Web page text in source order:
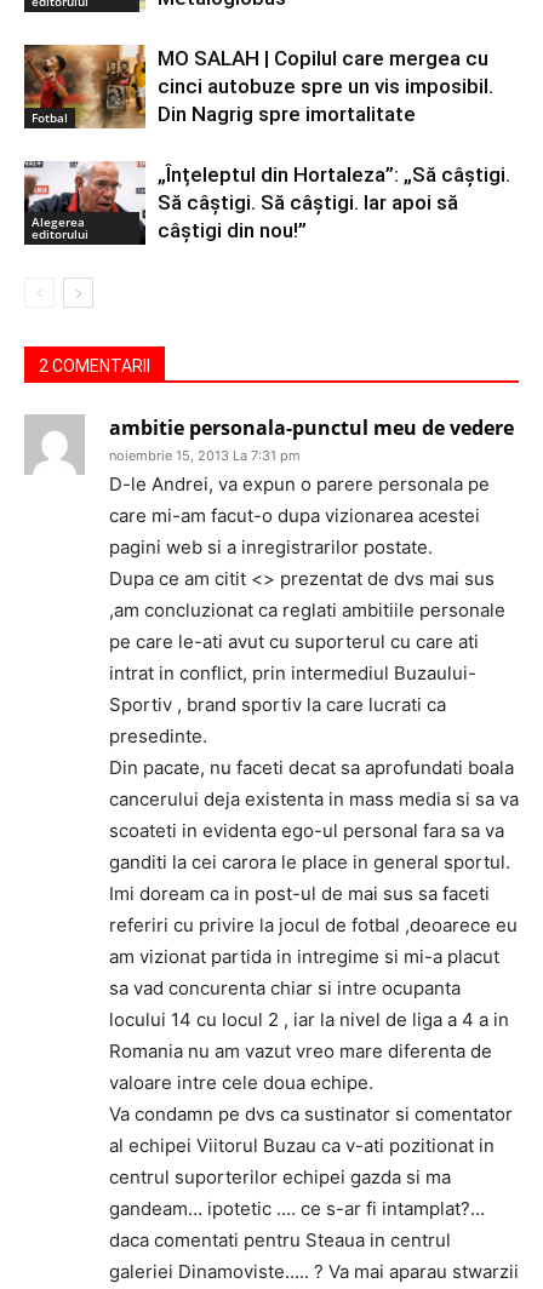
Fotbal
MO SALAH | Copilul care mergea cu
cinci autobuze spre un vis imposibil.
Din Nagrig spre imortalitate
Alegerea
editorului
„Înțeleptul din Hortaleza”: „Să câștigi.
Să câștigi. Să câștigi. Iar apoi să
câștigi din nou!”
2 COMENTARII
ambitie personala-punctul meu de vedere
noiembrie 15, 2013 La 7:31 pm
D-le Andrei, va expun o parere personala pe
care mi-am facut-o dupa vizionarea acestei
pagini web si a inregistrarilor postate.
Dupa ce am citit <> prezentat de dvs mai sus
,am concluzionat ca reglati ambitiile personale
pe care le-ati avut cu suporterul cu care ati
intrat in conflict, prin intermediul Buzaului-
Sportiv , brand sportiv la care lucrati ca
presedinte.
Din pacate, nu faceti decat sa aprofundati boala
cancerului deja existenta in mass media si sa va
scoateti in evidenta ego-ul personal fara sa va
ganditi la cei carora le place in general sportul.
Imi doream ca in post-ul de mai sus sa faceti
referiri cu privire la jocul de fotbal ,deoarece eu
am vizionat partida in intregime si mi-a placut
sa vad concurenta chiar si intre ocupanta
locului 14 cu locul 2 , iar la nivel de liga a 4 a in
Romania nu am vazut vreo mare diferenta de
valoare intre cele doua echipe.
Va condamn pe dvs ca sustinator si comentator
al echipei Viitorul Buzau ca v-ati pozitionat in
centrul suporterilor echipei gazda si ma
gandeam… ipotetic …. ce s-ar fi intamplat?…
daca comentati pentru Steaua in centrul
galeriei Dinamoviste….. ? Va mai aparau stwarzii